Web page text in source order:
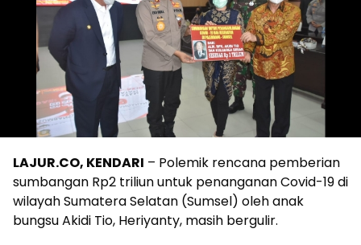
LAJUR.CO, KENDARI – Polemik rencana pemberian
sumbangan Rp2 triliun untuk penanganan Covid-19 di
wilayah Sumatera Selatan (Sumsel) oleh anak
bungsu Akidi Tio, Heriyanty, masih bergulir.